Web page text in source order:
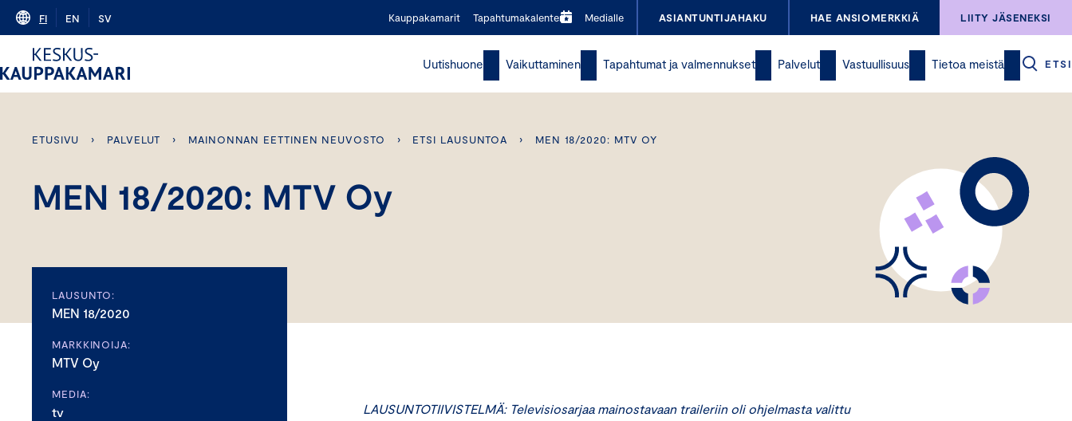
Skip
content
FI EN SV Kauppakamarit Tapahtumakalenteri Medialle ASIANTUNTIJAHAKU HAE ANSIOMERKKIÄ LIITY JÄSENEKSI
Uutishuone Vaikuttaminen Tapahtumat ja valmennukset Palvelut Vastuullisuus Tietoa meistä ETSI
ETUSIVU › PALVELUT › MAINONNAN EETTINEN NEUVOSTO › ETSI LAUSUNTOA › MEN 18/2020: MTV OY
MEN 18/2020: MTV Oy
LAUSUNTO:
MEN 18/2020
MARKKINOIJA:
MTV Oy
MEDIA:
tv
LAUSUNTOTIIVISTELMÄ: Televisiosarjaa mainostavaan traileriin oli ohjelmasta valittu